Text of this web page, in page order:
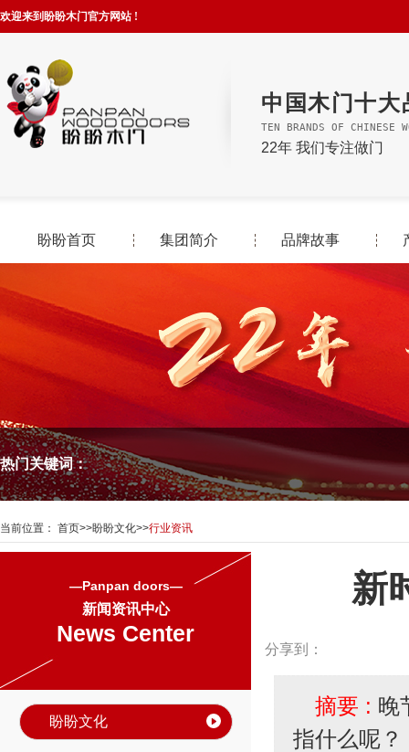
欢迎来到盼盼木门官方网站 !
中国木门十大
TEN BRANDS OF CHINESE
22年 我们专注做门
盼盼首页 集团简介 品牌故事
热门关键词：
当前位置： 首页>>盼盼文化>>行业资讯
—Panpan doors—
新闻资讯中心
News Center
盼盼文化
新
分享到：
摘要 : 晚
指什么呢